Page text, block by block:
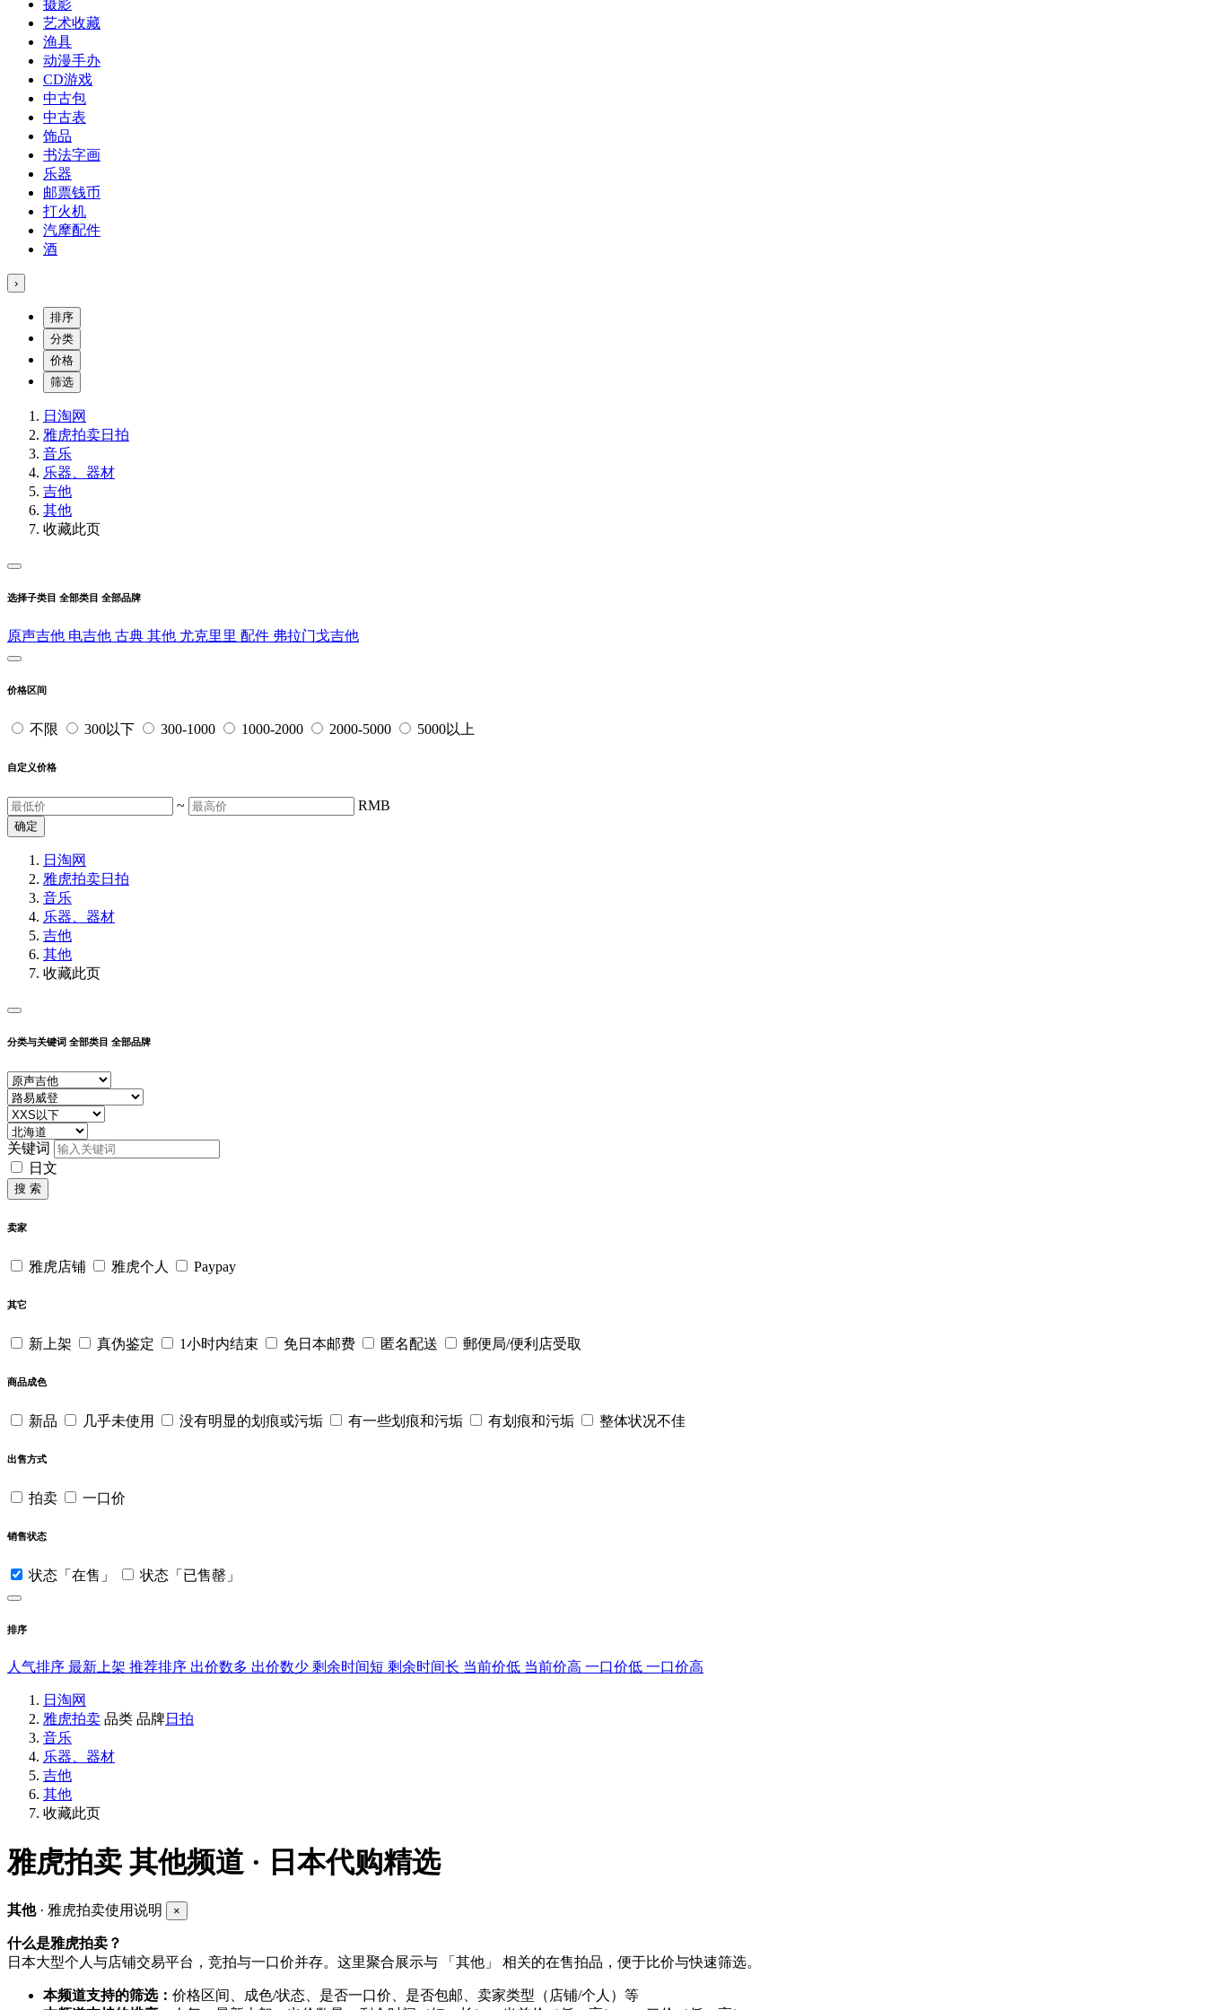
摄影
艺术收藏
渔具
动漫手办
CD游戏
中古包
中古表
饰品
书法字画
乐器
邮票钱币
打火机
汽摩配件
酒
›
排序
分类
价格
筛选
日淘网
雅虎拍卖日拍
音乐
乐器、器材
吉他
其他
收藏此页
选择子类目 全部类目 全部品牌
原声吉他 电吉他 古典 其他 尤克里里 配件 弗拉门戈吉他
价格区间
不限 300以下 300-1000 1000-2000 2000-5000 5000以上
自定义价格
~ RMB
确定
日淘网
雅虎拍卖日拍
音乐
乐器、器材
吉他
其他
收藏此页
分类与关键词 全部类目 全部品牌
关键词
日文
搜 索
卖家
雅虎店铺 雅虎个人 Paypay
其它
新上架 真伪鉴定 1小时内结束 免日本邮费 匿名配送 郵便局/便利店受取
商品成色
新品 几乎未使用 没有明显的划痕或污垢 有一些划痕和污垢 有划痕和污垢 整体状况不佳
出售方式
拍卖 一口价
销售状态
状态「在售」 状态「已售罄」
排序
人气排序 最新上架 推荐排序 出价数多 出价数少 剩余时间短 剩余时间长 当前价低 当前价高 一口价低 一口价高
日淘网
雅虎拍卖 品类 品牌日拍
音乐
乐器、器材
吉他
其他
收藏此页
雅虎拍卖 其他频道 · 日本代购精选
其他· 雅虎拍卖使用说明 ×
什么是雅虎拍卖？
日本大型个人与店铺交易平台，竞拍与一口价并存。这里聚合展示与 「其他」 相关的在售拍品，便于比价与快速筛选。
本频道支持的筛选： 价格区间、成色/状态、是否一口价、是否包邮、卖家类型（店铺/个人）等